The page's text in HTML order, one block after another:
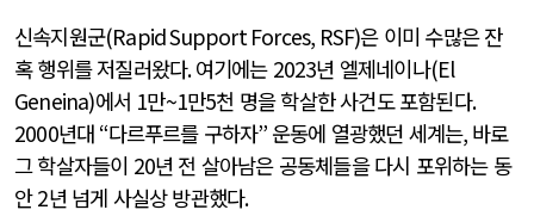
신속지원군(Rapid Support Forces, RSF)은 이미 수많은 잔
혹 행위를 저질러왔다.여기에는 2023년 엘제네이나(El
Geneina)에서 1만~1만5천 명을 학살한 사건도 포함된다.
2000년대 “다르푸르를 구하자” 운동에 열광했던 세계는, 바로
그 학살자들이 20년 전 살아남은 공동체들을 다시 포위하는 동
안2년 넘게 사실상 방관했다.